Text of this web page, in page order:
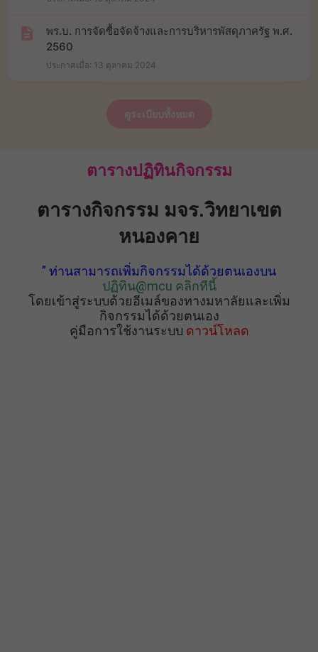
พร.บ. การจัดซื้อจัดจ้างและการบริหารพัสดุภาครัฐ พ.ศ.
2560
ประกาศเมื่อ: 13 ตุลาคม 2024
ดูระเบียบทั้งหมด
ตารางปฏิทินกิจกรรม
ตารางกิจกรรม มจร.วิทยาเขต
หนองคาย
” ท่านสามารถเพิ่มกิจกรรมได้ด้วยตนเองบน
ปฏิทิน@mcu คลิกทีนี้
โดยเข้าสู่ระบบด้วยอีเมล์ของทางมหาลัยและเพิ่ม
กิจกรรมได้ด้วยตนเอง
คู่มือการใช้งานระบบ ดาวน์โหลด